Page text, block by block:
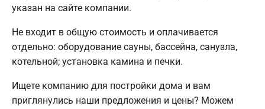
указан на сайте компании.
Не входит в общую стоимость и оплачивается
отдельно: оборудование сауны, бассейна, санузла,
котельной; установка камина и печки.
Ищете компанию для постройки дома и вам
приглянулись наши предложения и цены? Можем